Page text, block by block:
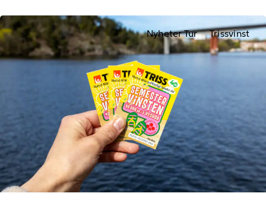
Nyheter Tur Trissvinst